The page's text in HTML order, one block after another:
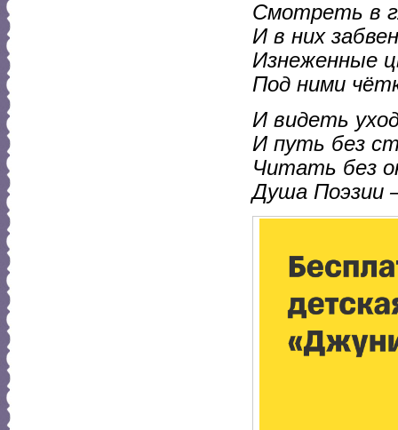
Смотреть в
И в них
Изнеженные
Под ними
И видеть
И путь без
Читать без
Душа Поэзии